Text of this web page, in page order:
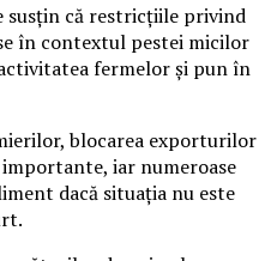
susțin că restricțiile privind
în contextul pestei micilor
fermelor și pun în
blocarea exporturilor
iar numeroase
dacă situația nu este